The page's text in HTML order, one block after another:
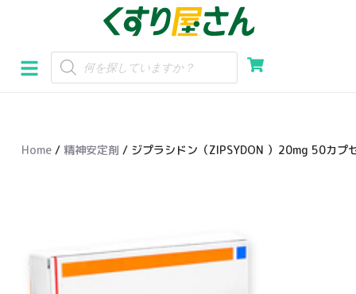
ン
テ
スHome / 精神安定剤 / ジプラシドン（ZIPSYDON ）20mg 50カプ